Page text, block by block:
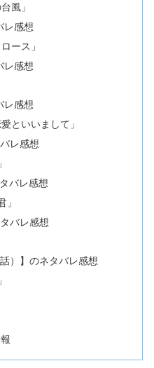
風」
レ感想
ース」
レ感想
レ感想
といいまして」
レ感想
バレ感想
」
バレ感想
）】のネタバレ感想